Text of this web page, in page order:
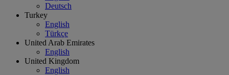
Deutsch
Turkey
English
Türkçe
United Arab Emirates
English
United Kingdom
English